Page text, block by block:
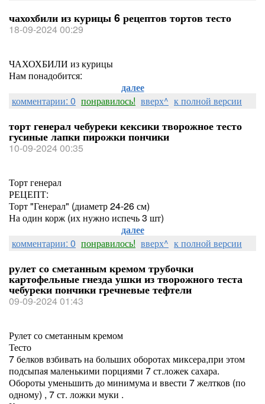
чахохбили из курицы 6 рецептов тортов тесто
18-09-2024 00:29
ЧАХОХБИЛИ из курицы
Нам понадобится:
далее
комментарии: 0 понравилось! вверх^ к полной версии
торт генерал чебуреки кексики творожное тесто
гусиные лапки пирожки пончики
10-09-2024 00:35
Торт генерал
РЕЦЕПТ:
Торт "Генерал" (диаметр 24-26 см)
На один корж (их нужно испечь 3 шт)
далее
комментарии: 0 понравилось! вверх^ к полной версии
рулет со сметанным кремом трубочки
картофельные гнезда ушки из творожного теста
чебуреки пончики гречневые тефтели
09-09-2024 01:43
Рулет со сметанным кремом
Тесто
7 белков взбивать на больших оборотах миксера,при этом
подсыпая маленькими порциями 7 ст.ложек сахара.
Обороты уменьшить до минимума и ввести 7 желтков (по
одному) , 7 ст. ложки муки .